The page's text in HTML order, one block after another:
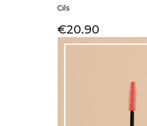
Cils
Price
€20.90